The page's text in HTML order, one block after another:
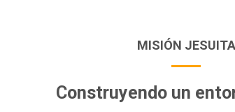
Construyendo un
MISIÓN JESUITA